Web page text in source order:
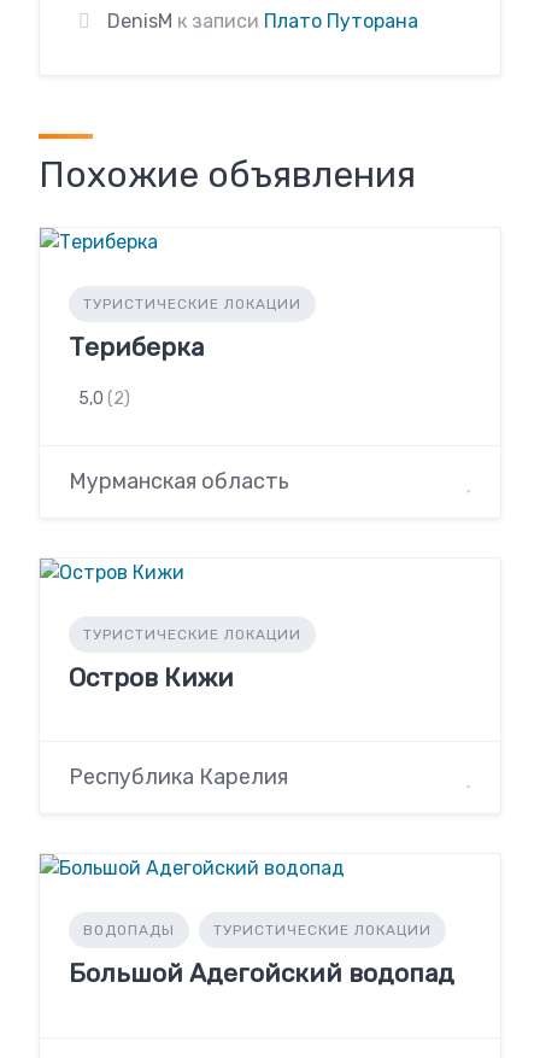
DenisM к записи Плато Путорана
Похожие объявления
ТУРИСТИЧЕСКИЕ ЛОКАЦИИ
Териберка
5,0 (2)
Мурманская область
ТУРИСТИЧЕСКИЕ ЛОКАЦИИ
Остров Кижи
Республика Карелия
ВОДОПАДЫ ТУРИСТИЧЕСКИЕ ЛОКАЦИИ
Большой Адегойский водопад